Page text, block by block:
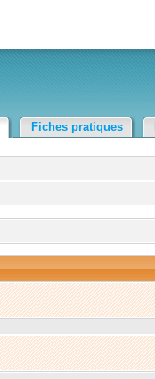
Fiches pratiques